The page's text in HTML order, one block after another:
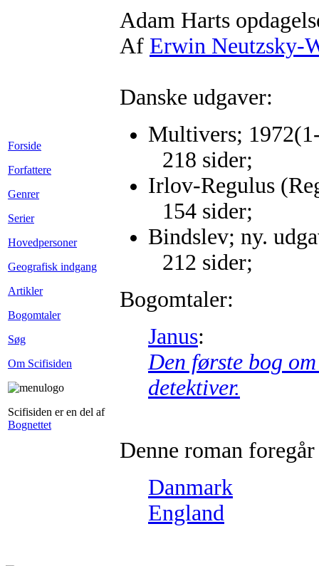
Forside
Forfattere
Genrer
Serier
Hovedpersoner
Geografisk indgang
Artikler
Bogomtaler
Søg
Om Scifisiden
Scifisiden er en del af
Bognettet
Adam Harts
Af Erwin Neutzsky-
Danske udgaver:
Multivers;
218 sider;
Irlov-Regulus
154 sider;
Bindslev; ny.
212 sider;
Bogomtaler:
Janus:
Den første bog
detektiver.
Denne roman
Danmark
England